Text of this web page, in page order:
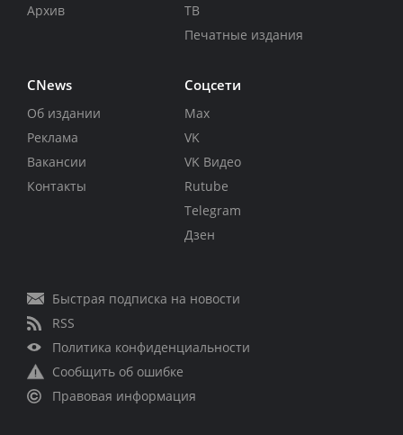
Архив
ТВ
Печатные издания
CNews
Об издании
Реклама
Вакансии
Контакты
Соцсети
Max
VK
VK Видео
Rutube
Telegram
Дзен
Быстрая подписка на новости
RSS
Политика конфиденциальности
Сообщить об ошибке
Правовая информация